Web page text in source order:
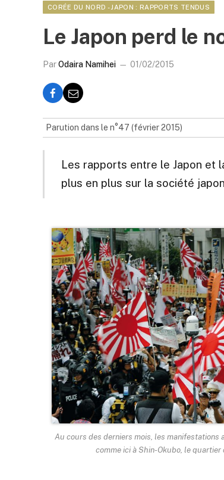
CORÉE DU NORD - JAPON : RAPPORTS TENDUS
Le Japon perd le
ParOdaira Namihei 01/02/2015
Parution dans le n°47 (février 2015)
Les rapports entre le Japon et
plus en plus sur la société
Au cours des derniers mois, les manifestations
comme ici à Shin-Okubo, le quartier